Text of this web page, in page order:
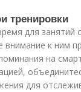
тренировки
для занятий
внимание к ним
на
для